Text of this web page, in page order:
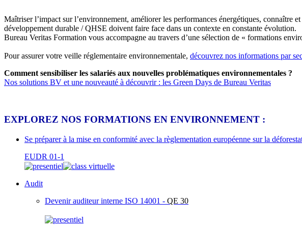
Maîtriser l’impact sur l’environnement, améliorer les performances énergétiques,
développement durable / QHSE doivent faire face dans un contexte en constante évolution.
Bureau Veritas Formation vous accompagne au travers d’une sélection de « formations
Pour assurer votre veille réglementaire environnementale, découvrez nos informations par
Comment sensibiliser les salariés aux nouvelles problématiques environnementales ?
Nos solutions BV et une nouveauté à découvrir : les Green Days de Bureau Veritas
EXPLOREZ NOS FORMATIONS EN ENVIRONNEMENT :
Se préparer à la mise en conformité avec la règlementation européenne sur la
EUDR 01-1
Audit
Devenir auditeur interne ISO 14001 - QE 30